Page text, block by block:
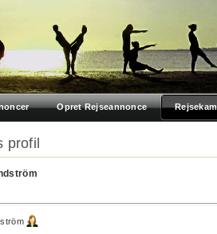
Opret Rejseannonce
profil